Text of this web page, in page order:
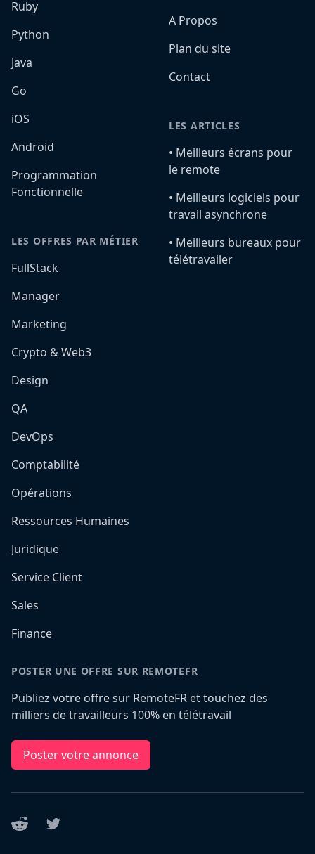
Ruby
Python
Java
Go
iOS
Android
Programmation
Fonctionnelle
LES OFFRES PAR MÉTIER
FullStack
Manager
Marketing
Crypto & Web3
Design
QA
DevOps
Comptabilité
Opérations
Ressources Humaines
Juridique
Service Client
Sales
Finance
A Propos
Plan du site
Contact
LES ARTICLES
•️ Meilleurs écrans pour
le remote
•️ Meilleurs logiciels pour
travail asynchrone
•️ Meilleurs bureaux pour
télétravailer
POSTER UNE OFFRE SUR REMOTEFR
Publiez votre offre sur RemoteFR et touchez des
milliers de travailleurs 100% en télétravail
Poster votre annonce
Reddit Twitter